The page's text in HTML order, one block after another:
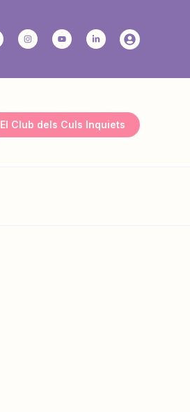
El Club dels Culs Inquiets